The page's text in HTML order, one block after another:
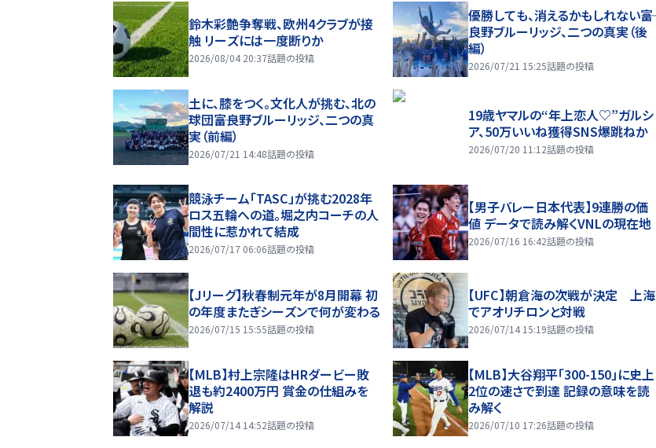
鈴木彩艶争奪戦、欧州4クラブが接
触 リーズには一度断りか
2026/08/04 20:37話題の投稿
優勝しても、消えるかもしれない――富
良野ブルーリッジ、二つの真実（後
編）
2026/07/21 15:25話題の投稿
土に、膝をつく。文化人が挑む、北の
球団――富良野ブルーリッジ、二つの真
実（前編）
2026/07/21 14:48話題の投稿
19歳ヤマルの“年上恋人♡”ガルシ
ア、50万いいね獲得SNS爆跳ねか
2026/07/20 11:12話題の投稿
競泳チーム「TASC」が挑む2028年
ロス五輪への道。堀之内コーチの人
間性に惹かれて結成
2026/07/17 06:06話題の投稿
【男子バレー日本代表】9連勝の価
値 データで読み解くVNLの現在地
2026/07/16 16:42話題の投稿
【Jリーグ】秋春制元年が8月開幕 初
の年度またぎシーズンで何が変わる
2026/07/15 15:55話題の投稿
【UFC】朝倉海の次戦が決定 上海
でアオリチロンと対戦
2026/07/14 15:19話題の投稿
【MLB】村上宗隆はHRダービー敗
退も約2400万円 賞金の仕組みを
解説
2026/07/14 14:52話題の投稿
【MLB】大谷翔平「300-150」に史上
2位の速さで到達 記録の意味を読
み解く
2026/07/10 17:26話題の投稿